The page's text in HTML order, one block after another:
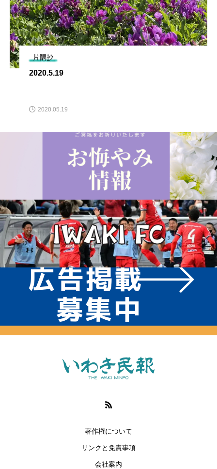
片隅抄
2020.5.19
2020.05.19
著作権について
リンクと免責事項
会社案内